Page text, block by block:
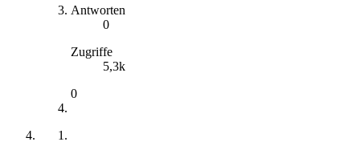
Antworten
0
Zugriffe
5,3k
0